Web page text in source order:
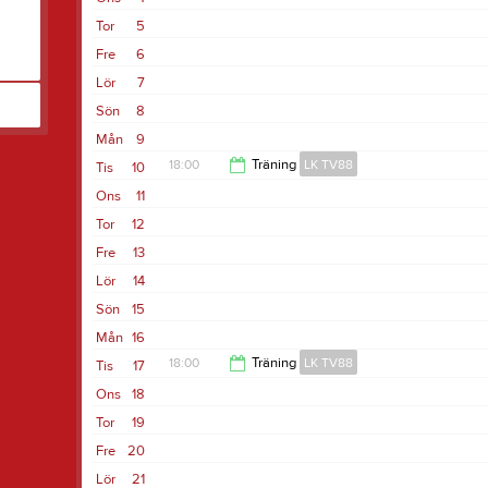
5
Tor
6
Fre
7
Lör
8
Sön
9
Mån
10
Tis 18:00 Träning LK TV88
11
Ons
12
Tor
13
Fre
14
Lör
15
Sön
16
Mån
17
Tis 18:00 Träning LK TV88
18
Ons
19
Tor
20
Fre
21
Lör